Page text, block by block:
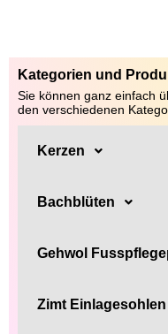
Kategorien und
Sie können ganz einfach
den verschiedenen
Kerzen
Bachblüten
Gehwol
Zimt Einlagesohlen